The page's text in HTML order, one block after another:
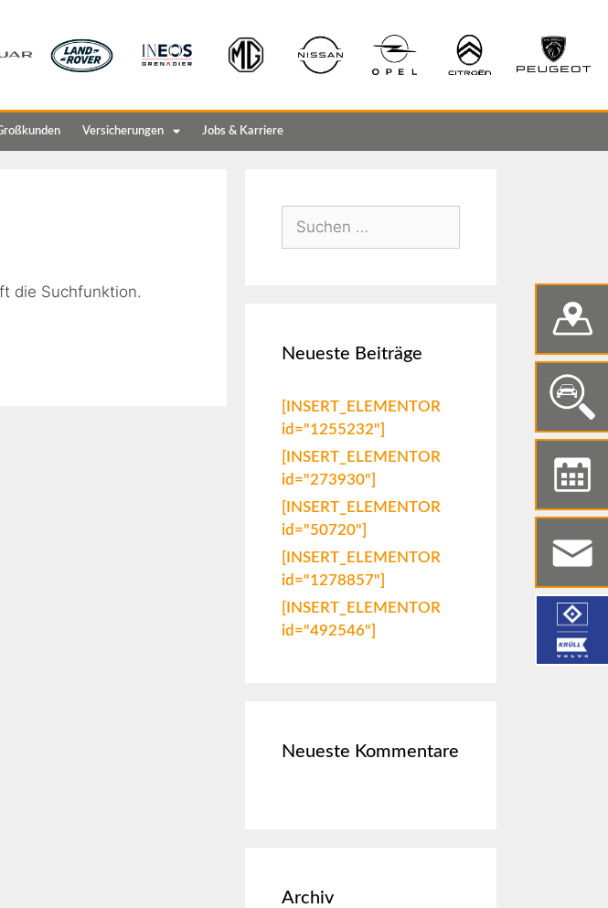
Versicherungen Jobs & Karriere
die Suchfunktion.
Neueste Beiträge
[INSERT_ELEMENTOR
id="1255232"]
[INSERT_ELEMENTOR
id="273930"]
[INSERT_ELEMENTOR
id="50720"]
[INSERT_ELEMENTOR
id="1278857"]
[INSERT_ELEMENTOR
id="492546"]
Neueste Kommentare
Archiv